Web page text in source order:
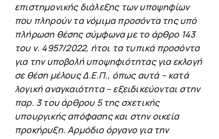
επιστημονικής διάλεξης των υποψηφίων
που πληρούν τα νόμιμα προσόντα της υπό
πλήρωση θέσης σύμφωνα με το άρθρο 143
του ν. 4957/2022, ήτοι τα τυπικά προσόντα
για την υποβολή υποψηφιότητας για εκλογή
σε θέση μέλους Δ.Ε.Π., όπως αυτά – κατά
λογική αναγκαιότητα – εξειδικεύονται στην
παρ. 3 του άρθρου 5 της σχετικής
υπουργικής απόφασης και στην οικεία
προκήρυξη. Αρμόδιο όργανο για την